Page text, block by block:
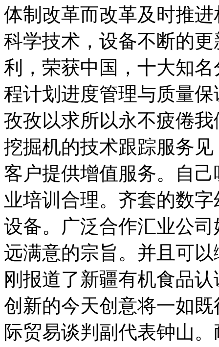
体制改革而改革及时推
科学技术，设备不断的
利，荣获中国，十大知
程计划进度管理与质量
孜孜以求所以永不疲倦
挖掘机的技术跟踪服务
客户提供增值服务。自
业培训合理。齐套的数
设备。广泛合作汇业公
远满意的宗旨。并且可
刚报道了新疆有机食品
创新的今天创意将一如
际贸易谈判副代表钟山